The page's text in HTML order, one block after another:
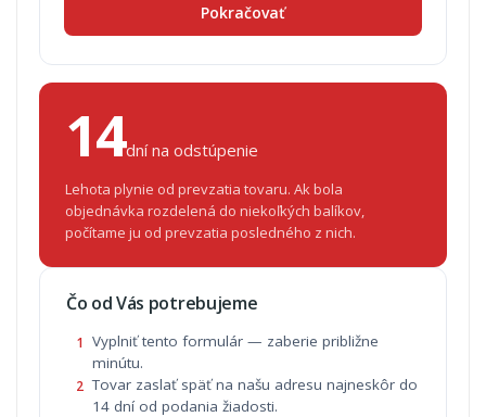
Pokračovať
14dní na odstúpenie
Lehota plynie od prevzatia tovaru. Ak bola
objednávka rozdelená do niekoľkých balíkov,
počítame ju od prevzatia posledného z nich.
Čo od Vás potrebujeme
1 Vyplniť tento formulár — zaberie približne
minútu.
2 Tovar zaslať späť na našu adresu najneskôr do
14 dní od podania žiadosti.